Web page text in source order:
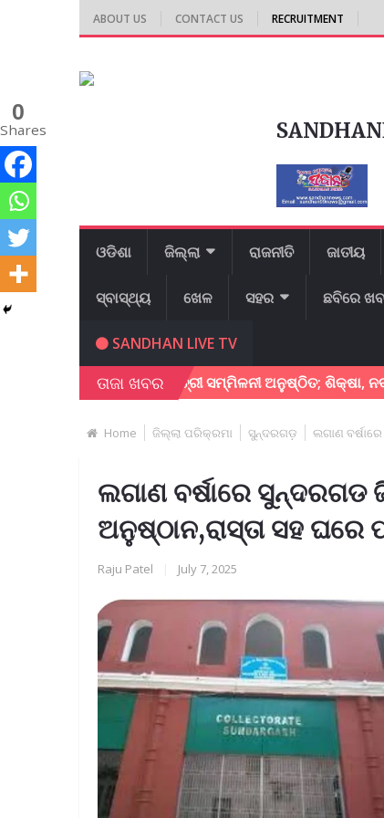
ABOUT US CONTACT US RECRUITMENT
ଓଡିଶା ଜିଲ୍ଲା ରାଜନୀତି ଜାତୀୟ
ସ୍ବାସ୍ଥ୍ୟ ଖେଳ ସହର ଛବିରେ
SANDHAN LIVE TV
ତାଜା ଖବର
ବ୍ରିକ୍ସ ଶିକ୍ଷାମନ୍ତ୍ରୀ ସମ୍ମିଳନୀ ଅନୁଷ୍ଠିତ; ଶିକ୍ଷା, ନବସୃଜନ ଓ
Home ଜିଲ୍ଲା ପରିକ୍ରମା ସୁନ୍ଦରଗଡ଼ ଲଗାଣ
ଲଗାଣ ବର୍ଷାରେ ସୁନ୍ଦରଗଡ
ଅନୁଷ୍ଠାନ,ରାସ୍ତା ସହ ଘରେ
Raju Patel July 7, 2025
0
Shares